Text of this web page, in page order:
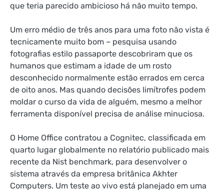
que teria parecido ambicioso há não muito tempo.
Um erro médio de três anos para uma foto não vista é
tecnicamente muito bom – pesquisa usando
fotografias estilo passaporte descobriram que os
humanos que estimam a idade de um rosto
desconhecido normalmente estão errados em cerca
de oito anos. Mas quando decisões limítrofes podem
moldar o curso da vida de alguém, mesmo a melhor
ferramenta disponível precisa de análise minuciosa.
O Home Office contratou a Cognitec, classificada em
quarto lugar globalmente no relatório publicado mais
recente da Nist benchmark, para desenvolver o
sistema através da empresa britânica Akhter
Computers. Um teste ao vivo está planejado em uma